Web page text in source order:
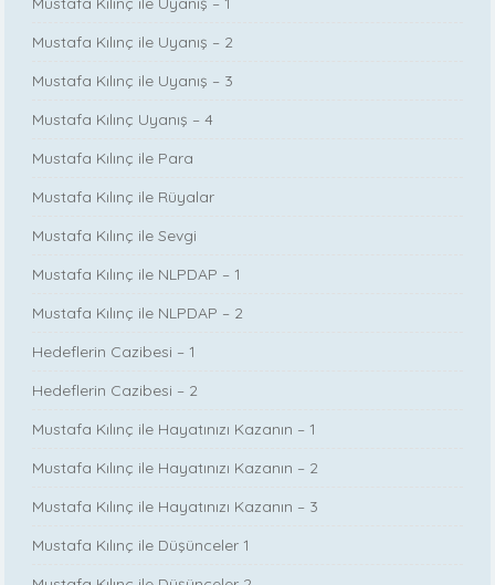
Mustafa Kılınç ile Uyanış – 2
Mustafa Kılınç ile Uyanış – 3
Mustafa Kılınç Uyanış – 4
Mustafa Kılınç ile Para
Mustafa Kılınç ile Rüyalar
Mustafa Kılınç ile Sevgi
Mustafa Kılınç ile NLPDAP – 1
Mustafa Kılınç ile NLPDAP – 2
Hedeflerin Cazibesi – 1
Hedeflerin Cazibesi – 2
Mustafa Kılınç ile Hayatınızı Kazanın – 1
Mustafa Kılınç ile Hayatınızı Kazanın – 2
Mustafa Kılınç ile Hayatınızı Kazanın – 3
Mustafa Kılınç ile Düşünceler 1